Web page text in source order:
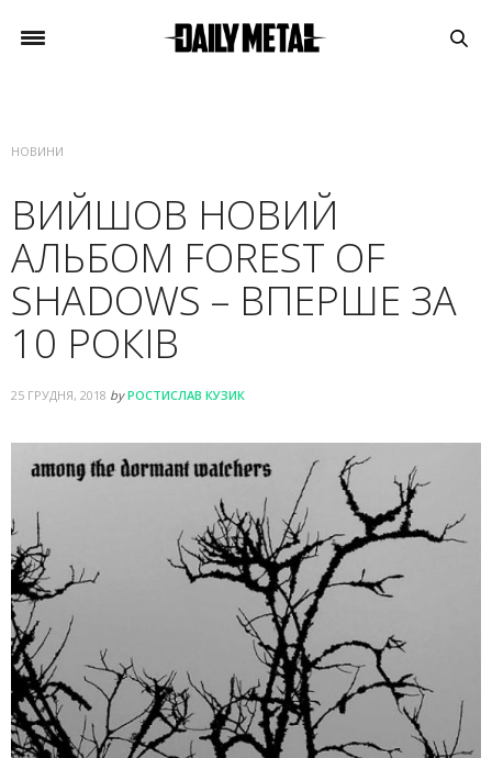
НОВИНИ
ВИЙШОВ НОВИЙ
АЛЬБОМ FOREST OF
SHADOWS – ВПЕРШЕ ЗА
10 РОКІВ
25 ГРУДНЯ, 2018 by РОСТИСЛАВ КУЗИК